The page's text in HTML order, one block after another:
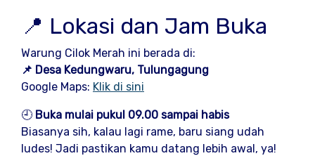
📍 Lokasi dan Jam Buka
Warung Cilok Merah ini berada di:
📌 Desa Kedungwaru, Tulungagung
Google Maps: Klik di sini
🕘 Buka mulai pukul 09.00 sampai habis
Biasanya sih, kalau lagi rame, baru siang udah
ludes! Jadi pastikan kamu datang lebih awal, ya!